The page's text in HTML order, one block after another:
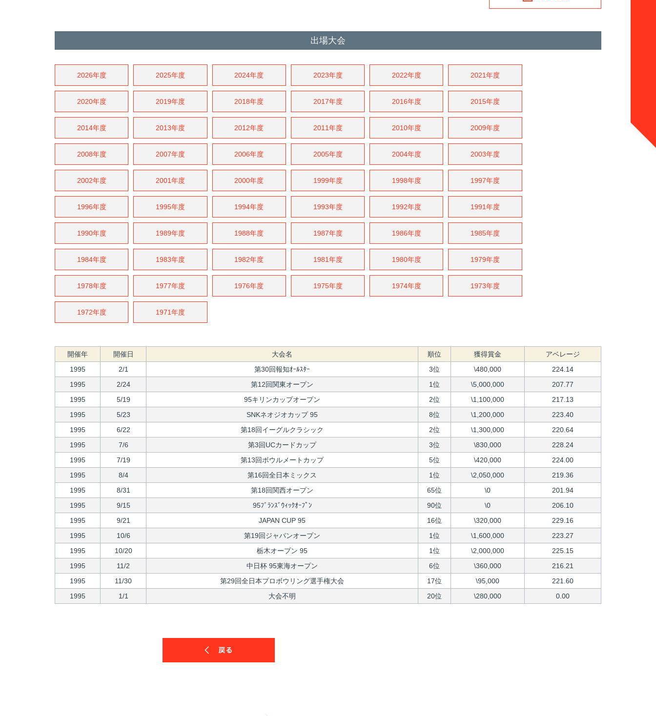
出場大会
2026年度 2025年度 2024年度 2023年度 2022年度 2021年度
2020年度 2019年度 2018年度 2017年度 2016年度 2015年度
2014年度 2013年度 2012年度 2011年度 2010年度 2009年度
2008年度 2007年度 2006年度 2005年度 2004年度 2003年度
2002年度 2001年度 2000年度 1999年度 1998年度 1997年度
1996年度 1995年度 1994年度 1993年度 1992年度 1991年度
1990年度 1989年度 1988年度 1987年度 1986年度 1985年度
1984年度 1983年度 1982年度 1981年度 1980年度 1979年度
1978年度 1977年度 1976年度 1975年度 1974年度 1973年度
1972年度 1971年度
開催年 開催日 大会名 順位 獲得賞金
アベレージ
1995
2/1 第30回報知ｵｰﾙｽﾀｰ 3位 \480,000
224.14
1995
2/24 第12回関東オープン 1位 \5,000,000
207.77
1995
5/19 95キリンカップオープン 2位 \1,100,000
217.13
1995
5/23 SNKネオジオカップ 95 8位 \1,200,000
223.40
1995
6/22 第18回イーグルクラシック 2位 \1,300,000
220.64
1995
7/6 第3回UCカードカップ 3位 \830,000
228.24
1995
7/19 第13回ボウルメートカップ 5位 \420,000
224.00
1995
8/4 第16回全日本ミックス 1位 \2,050,000
219.36
1995
8/31 第18回関西オープン 65位 \0
201.94
1995
9/15 95ﾌﾞﾗﾝｽﾞｳｨｯｸｵｰﾌﾟﾝ 90位 \0
206.10
1995
9/21 JAPAN CUP 95 16位 \320,000
229.16
1995
10/6 第19回ジャパンオープン 1位 \1,600,000
223.27
1995
10/20 栃木オープン 95 1位 \2,000,000
225.15
1995
11/2 中日杯 95東海オープン 6位 \360,000
216.21
1995
11/30 第29回全日本プロボウリング選手権大会 17位 \95,000
221.60
1995
1/1 大会不明 20位 \280,000 0.00